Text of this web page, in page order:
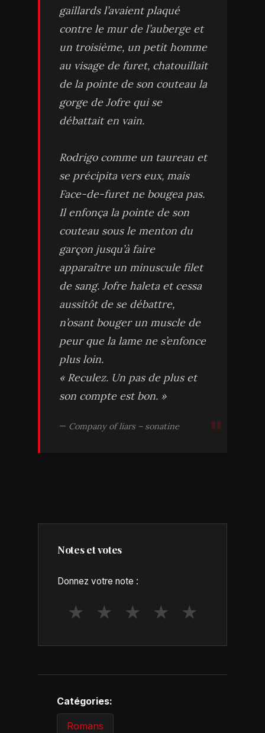
gaillards l’avaient plaqué
contre le mur de l’auberge et
un troisième, un petit homme
au visage de furet, chatouillait
de la pointe de son couteau la
gorge de Jofre qui se
débattait en vain.
Rodrigo comme un taureau et
se précipita vers eux, mais
Face-de-furet ne bougea pas.
Il enfonça la pointe de son
couteau sous le menton du
garçon jusqu’à faire
apparaître un minuscule filet
de sang. Jofre haleta et cessa
aussitôt de se débattre,
n’osant bouger un muscle de
peur que la lame ne s’enfonce
plus loin.
« Reculez. Un pas de plus et
son compte est bon. »
Company of liars – sonatine
Notes et votes
Donnez votre note :
★ ★ ★ ★ ★
Catégories:
Romans